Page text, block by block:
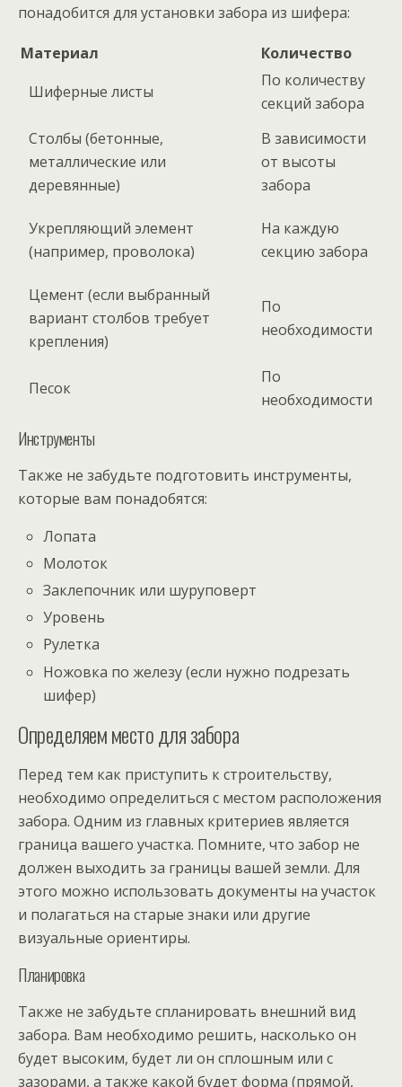
понадобится для установки забора из шифера:
Материал
Количество
Шиферные листы
По количеству
секций забора
Столбы (бетонные,
металлические или
деревянные)
В зависимости
от высоты
забора
Укрепляющий элемент
(например, проволока)
На каждую
секцию забора
Цемент (если выбранный
вариант столбов требует
крепления)
По
необходимости
Песок
По
необходимости
Инструменты
Также не забудьте подготовить инструменты,
которые вам понадобятся:
Лопата
Молоток
Заклепочник или шуруповерт
Уровень
Рулетка
Ножовка по железу (если нужно подрезать
шифер)
Определяем место для забора
Перед тем как приступить к строительству,
необходимо определиться с местом расположения
забора. Одним из главных критериев является
граница вашего участка. Помните, что забор не
должен выходить за границы вашей земли. Для
этого можно использовать документы на участок
и полагаться на старые знаки или другие
визуальные ориентиры.
Планировка
Также не забудьте спланировать внешний вид
забора. Вам необходимо решить, насколько он
будет высоким, будет ли он сплошным или с
зазорами, а также какой будет форма (прямой,